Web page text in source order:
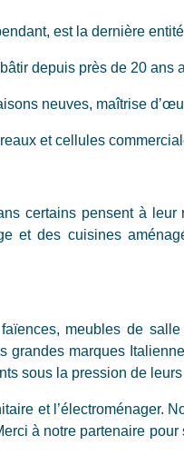
est la dernière
depuis près de 20
neuves, maîtrise
et cellules
certains pensent à leur
et des cuisines
meubles de
grandes marques
sous la pression de
et l’électroménager.
à notre partenaire